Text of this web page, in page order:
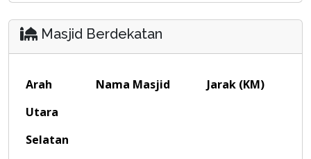
Masjid Berdekatan
Arah Nama Masjid
Jarak (KM)
Utara
Selatan